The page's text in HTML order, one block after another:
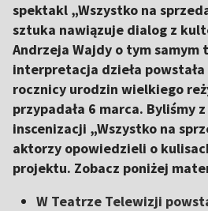
spektakl „Wszystko na
sztuka nawiązuje dialog z
Andrzeja Wajdy o tym samym
interpretacja dzieła
rocznicy urodzin wielkiego
przypadała 6 marca. Byliśmy
inscenizacji „Wszystko na
aktorzy opowiedzieli o
projektu. Zobacz poniżej
W Teatrze Telewizji